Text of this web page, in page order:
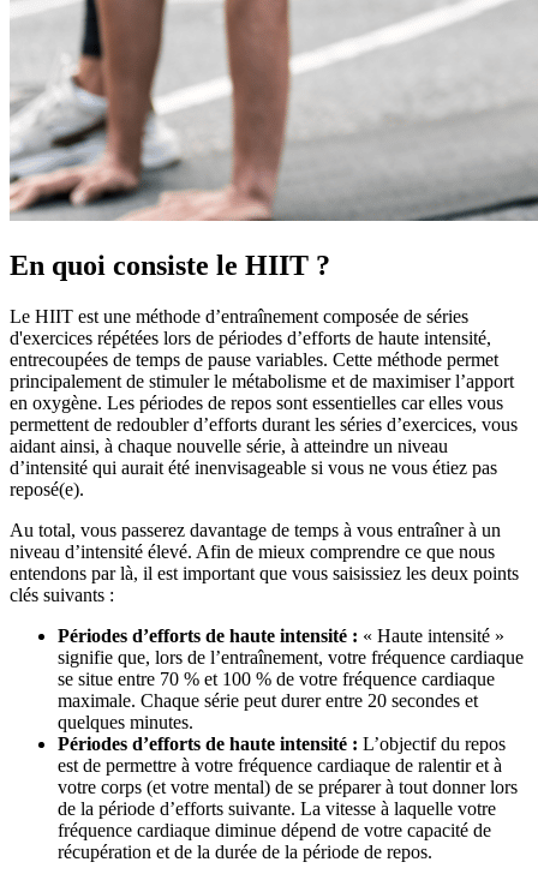
En quoi consiste le HIIT ?
Le HIIT est une méthode d’entraînement composée de séries
d'exercices répétées lors de périodes d’efforts de haute intensité,
entrecoupées de temps de pause variables. Cette méthode permet
principalement de stimuler le métabolisme et de maximiser l’apport
en oxygène. Les périodes de repos sont essentielles car elles vous
permettent de redoubler d’efforts durant les séries d’exercices, vous
aidant ainsi, à chaque nouvelle série, à atteindre un niveau
d’intensité qui aurait été inenvisageable si vous ne vous étiez pas
reposé(e).
Au total, vous passerez davantage de temps à vous entraîner à un
niveau d’intensité élevé. Afin de mieux comprendre ce que nous
entendons par là, il est important que vous saisissiez les deux points
clés suivants :
Périodes d’efforts de haute intensité : « Haute intensité »
signifie que, lors de l’entraînement, votre fréquence cardiaque
se situe entre 70 % et 100 % de votre fréquence cardiaque
maximale. Chaque série peut durer entre 20 secondes et
quelques minutes.
Périodes d’efforts de haute intensité : L’objectif du repos
est de permettre à votre fréquence cardiaque de ralentir et à
votre corps (et votre mental) de se préparer à tout donner lors
de la période d’efforts suivante. La vitesse à laquelle votre
fréquence cardiaque diminue dépend de votre capacité de
récupération et de la durée de la période de repos.